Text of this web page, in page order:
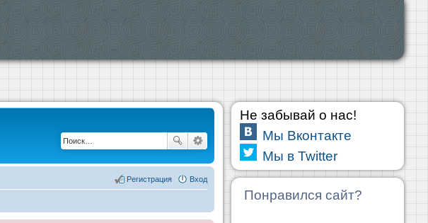
Вход
Регистрация
Не забывай о нас!
Мы Вконтакте
Мы в Twitter
Понравился сайт?